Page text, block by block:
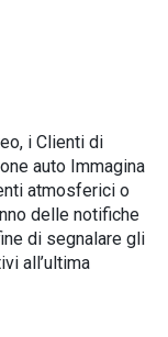
i Clienti di
auto Immagina
atmosferici o
delle notifiche
di segnalare gli
all’ultima